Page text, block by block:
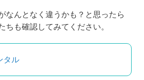
なんとなく違うかも？と思ったら
ちも確認してみてください。
タル